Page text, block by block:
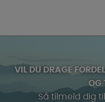
VIL DU DRAGE
OG
Så tilmeld dig